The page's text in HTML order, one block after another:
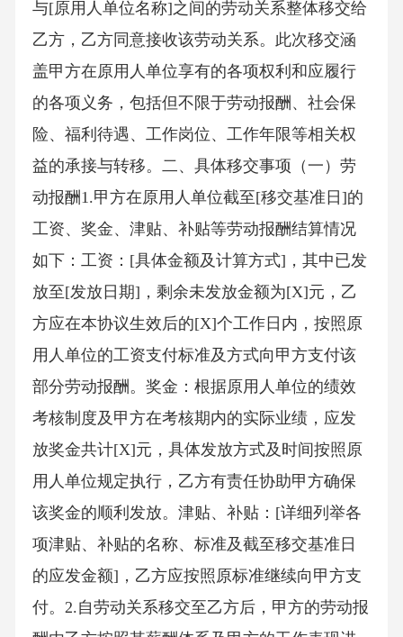
与[原用人单位名称]之间的劳动关系整体移交给
乙方，乙方同意接收该劳动关系。此次移交涵
盖甲方在原用人单位享有的各项权利和应履行
的各项义务，包括但不限于劳动报酬、社会保
险、福利待遇、工作岗位、工作年限等相关权
益的承接与转移。二、具体移交事项（一）劳
动报酬1.甲方在原用人单位截至[移交基准日]的
工资、奖金、津贴、补贴等劳动报酬结算情况
如下：工资：[具体金额及计算方式]，其中已发
放至[发放日期]，剩余未发放金额为[X]元，乙
方应在本协议生效后的[X]个工作日内，按照原
用人单位的工资支付标准及方式向甲方支付该
部分劳动报酬。奖金：根据原用人单位的绩效
考核制度及甲方在考核期内的实际业绩，应发
放奖金共计[X]元，具体发放方式及时间按照原
用人单位规定执行，乙方有责任协助甲方确保
该奖金的顺利发放。津贴、补贴：[详细列举各
项津贴、补贴的名称、标准及截至移交基准日
的应发金额]，乙方应按照原标准继续向甲方支
付。2.自劳动关系移交至乙方后，甲方的劳动报